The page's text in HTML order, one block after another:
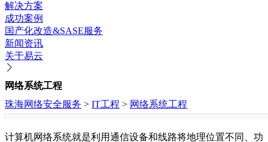
解决方案
成功案例
国产化改造&SASE服务
新闻资讯
关于易云
网络系统工程
珠海网络安全服务 > IT工程 > 网络系统工程
计算机网络系统就是利用通信设备和线路将地理位置不同、功